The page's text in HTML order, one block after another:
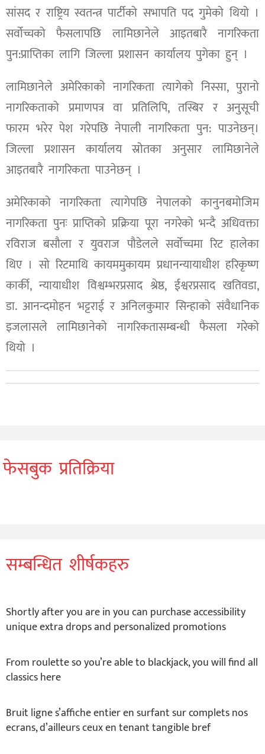
सांसद र राष्ट्रिय स्वतन्त्र पार्टीको सभापति पद गुमेको थियो ।
सर्वोच्चको फैसलापछि लामिछानेले आइतबारै नागरिकता
पुन:प्राप्तिका लागि जिल्ला प्रशासन कार्यालय पुगेका हुन् ।
लामिछानेले अमेरिकाको नागरिकता त्यागेको निस्सा, पुरानो
नागरिकताको प्रमाणपत्र वा प्रतिलिपि, तस्बिर र अनुसूची
फारम भरेर पेश गरेपछि नेपाली नागरिकता पुन: पाउनेछन्।
जिल्ला प्रशासन कार्यालय स्रोतका अनुसार लामिछानेले
आइतबारै नागरिकता पाउनेछन् ।
अमेरिकाको नागरिकता त्यागेपछि नेपालको कानुनबमोजिम
नागरिकता पुनः प्राप्तिको प्रक्रिया पूरा नगरेको भन्दै अधिवक्ता
रविराज बसौला र युवराज पौडेलले सर्वोच्चमा रिट हालेका
थिए । सो रिटमाथि कायममुकायम प्रधानन्यायाधीश हरिकृष्ण
कार्की, न्यायाधीश विश्वम्भरप्रसाद श्रेष्ठ, ईश्वरप्रसाद खतिवडा,
डा. आनन्दमोहन भट्टराई र अनिलकुमार सिन्हाको संवैधानिक
इजलासले लामिछानेको नागरिकतासम्बन्धी फैसला गरेको
थियो ।
फेसबुक प्रतिक्रिया
सम्बन्धित शीर्षकहरु
Shortly after you are in you can purchase accessibility
unique extra drops and personalized promotions
From roulette so you’re able to blackjack, you will find all
classics here
Bruit ligne s’affiche entier en surfant sur complets nos
ecrans, d’ailleurs ceux en tenant tangible bref